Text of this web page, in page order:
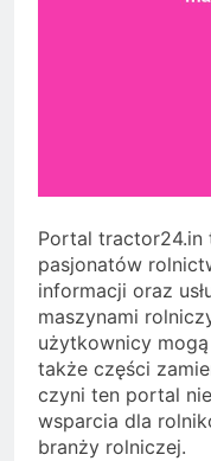
Portal tractor24.in
pasjonatów
informacji oraz
maszynami
użytkownicy
także części
czyni ten portal
wsparcia dla
branży rolniczej.